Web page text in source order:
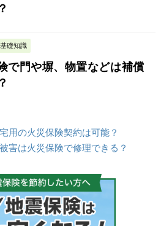
礎知識
で門や塀、物置などは補償
用の火災保険契約は可能？
害は火災保険で修理できる？